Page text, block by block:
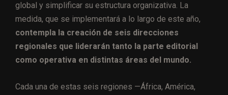
global y simplificar su estructura organizativa. La
medida, que se implementará a lo largo de este año,
contempla la creación de seis direcciones
regionales que liderarán tanto la parte editorial
como operativa en distintas áreas del mundo.
Cada una de estas seis regiones —África, América,